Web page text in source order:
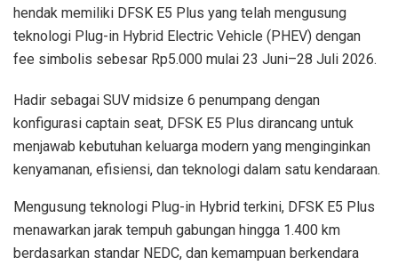
hendak memiliki DFSK E5 Plus yang telah mengusung
teknologi Plug-in Hybrid Electric Vehicle (PHEV) dengan
fee simbolis sebesar Rp5.000 mulai 23 Juni–28 Juli 2026.
Hadir sebagai SUV midsize 6 penumpang dengan
konfigurasi captain seat, DFSK E5 Plus dirancang untuk
menjawab kebutuhan keluarga modern yang menginginkan
kenyamanan, efisiensi, dan teknologi dalam satu kendaraan.
Mengusung teknologi Plug-in Hybrid terkini, DFSK E5 Plus
menawarkan jarak tempuh gabungan hingga 1.400 km
berdasarkan standar NEDC, dan kemampuan berkendara